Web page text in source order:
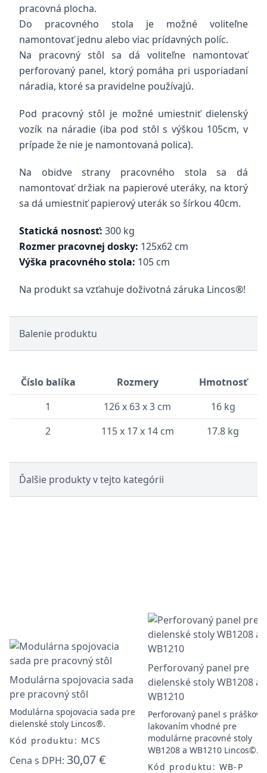
pracovná plocha.
Do pracovného stola je možné voliteľne
namontovať jednu alebo viac prídavných políc.
Na pracovný stôl sa dá voliteľne namontovať
perforovaný panel, ktorý pomáha pri usporiadaní
náradia, ktoré sa pravidelne používajú.
Pod pracovný stôl je možné umiestniť dielenský
vozík na náradie (iba pod stôl s výškou 105cm, v
prípade že nie je namontovaná polica).
Na obidve strany pracovného stola sa dá
namontovať držiak na papierové uteráky, na ktorý
sa dá umiestniť papierový uterák so šírkou 40cm.
Statická nosnosť: 300 kg
Rozmer pracovnej dosky: 125x62 cm
Výška pracovného stola: 105 cm
Na produkt sa vzťahuje doživotná záruka Lincos®!
Balenie produktu
Číslo balíka Rozmery
Hmotnosť
1
126 x 63 x 3 cm
16 kg
2
115 x 17 x 14 cm 17.8 kg
Ďalšie produkty v tejto kategórii
Modulárna spojovacia sada
pre pracovný stôl
Modulárna spojovacia sada pre
dielenské stoly Lincos®.
Kód produktu: MCS
Cena s DPH: 30,07 €
Perforovaný panel pre
dielenské stoly WB1208 a
WB1210
Perforovaný panel s
lakovaním vhodné pre
modulárne pracovné stoly
WB1208 a WB1210 Lincos©.
Kód produktu: WB-P